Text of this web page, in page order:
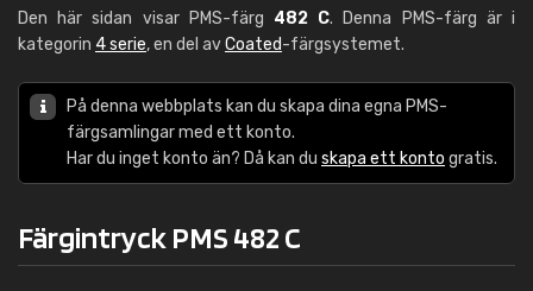
Den här sidan visar PMS-färg 482 C. Denna PMS-färg är i
kategorin 4 serie, en del avCoated-färgsystemet.
På denna webbplats kan du skapa dina egna PMS-
färgsamlingar med ett konto.
Har du inget konto än? Då kan du skapa ett konto gratis.
Färgintryck PMS 482 C